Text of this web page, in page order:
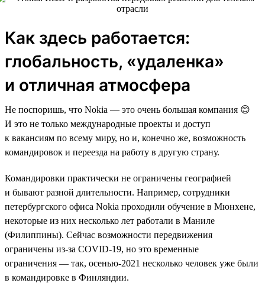
Как здесь работается:
глобальность, «удаленка»
и отличная атмосфера
Не поспоришь, что Nokia — это очень большая компания 😊
И это не только международные проекты и доступ
к вакансиям по всему миру, но и, конечно же, возможность
командировок и переезда на работу в другую страну.
Командировки практически не ограничены географией
и бывают разной длительности. Например, сотрудники
петербургского офиса Nokia проходили обучение в Мюнхене,
некоторые из них несколько лет работали в Маниле
(Филиппины). Сейчас возможности передвижения
ограничены из-за COVID-19, но это временные
ограничения — так, осенью-2021 несколько человек уже были
в командировке в Финляндии.